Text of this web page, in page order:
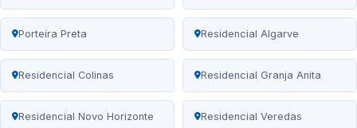
Porteira Preta Residencial Algarve
Residencial Colinas Residencial Granja Anita
Residencial Novo Horizonte Residencial Veredas